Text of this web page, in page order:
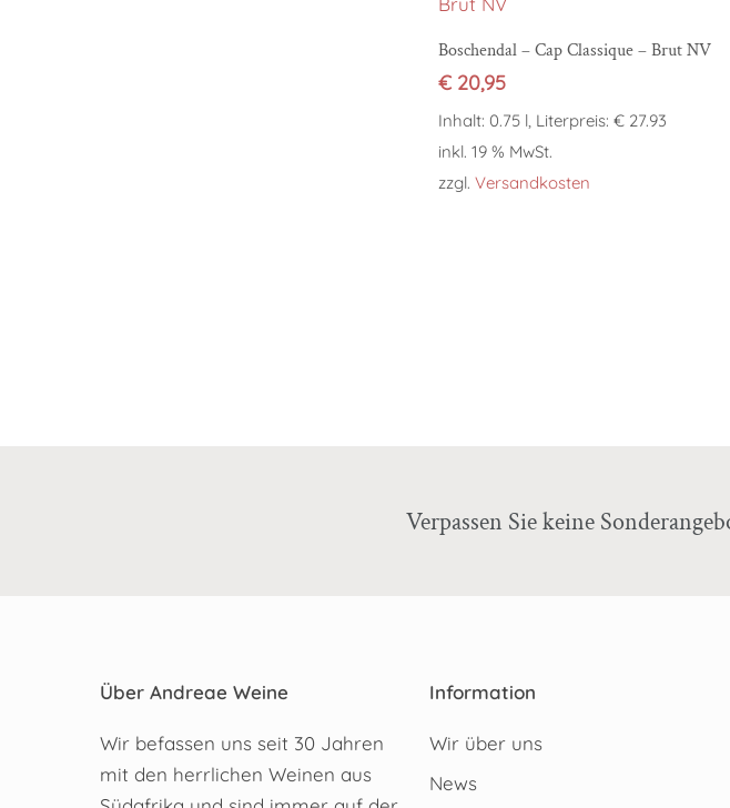
In den Warenkorb
Boschendal – Cap Classique – Brut NV
€20,95
Inhalt: 0.75 l, Literpreis: € 27.93
inkl. 19 % MwSt.
zzgl.Versandkosten
Verpassen Sie keine
Über Andreae Weine
Wir befassen uns seit 30 Jahren
mit den herrlichen Weinen aus
Information
Wir über uns
News